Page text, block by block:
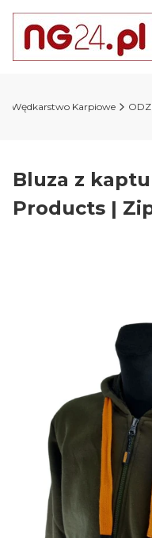
Wędkarstwo Karpiowe
Bluza z
Products |